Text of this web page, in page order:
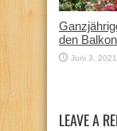
den Balkon
Juni 3, 2021
LEAVE A